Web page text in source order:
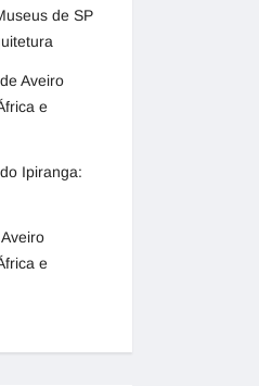
de SP
Aveiro
e
Ipiranga:
e